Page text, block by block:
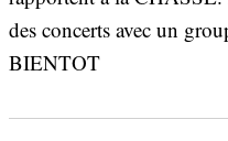
des concerts avec un
BIENTOT